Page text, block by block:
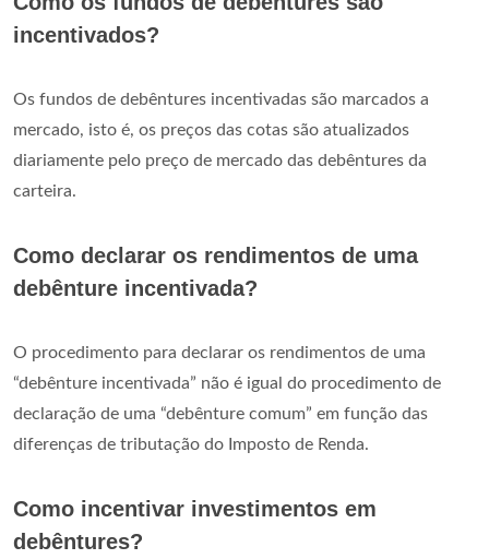
incentivados?
Os fundos de debêntures incentivadas são marcados a
mercado, isto é, os preços das cotas são atualizados
diariamente pelo preço de mercado das debêntures da
carteira.
Como declarar os rendimentos de uma
debênture incentivada?
O procedimento para declarar os rendimentos de uma
“debênture incentivada” não é igual do procedimento de
declaração de uma “debênture comum” em função das
diferenças de tributação do Imposto de Renda.
Como incentivar investimentos em
debêntures?